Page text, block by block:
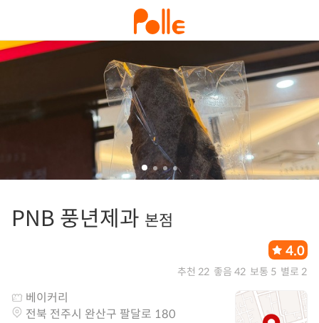
PNB 풍년제과 본점
4.0
추천 22 좋음 42 보통 5 별로 2
베이커리
전북 전주시 완산구 팔달로 180